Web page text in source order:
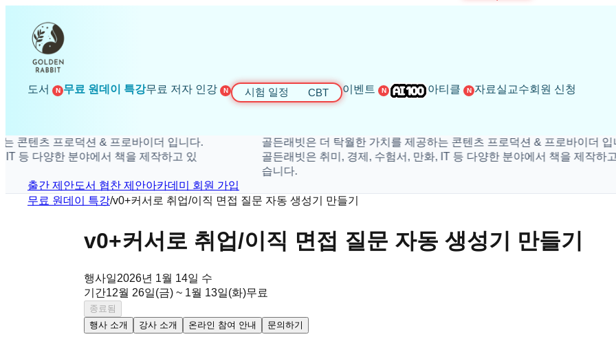
도서 N 무료 원데이 특강무료 저자 인강 N 시험 일정 CBT 이벤트 N 아티클 N 자료실 교수회원 신청
프로덕션 & 프로바이더 입니다.
한 분야에서 책을 제작하고 있
골든래빗은 더 탁월한 가치를 제공하는 콘텐츠 프로덕션 & 프로바이더 입니다.
골든래빗은 취미, 경제, 수험서, 만화, IT 등 다양한 분야에서 책을 제작하고 있
출간 제안도서 협찬 제안아카데미 회원 가입
무료 원데이 특강/v0+커서로 취업/이직 면접 질문 자동 생성기 만들기
v0+커서로 취업/이직 면접 질문 자동 생성기 만들기
행사일2026년 1월 14일 수
기간12월 26일(금) ~ 1월 13일(화)무료
종료됨
행사 소개
강사 소개 온라인 참여 안내 문의하기